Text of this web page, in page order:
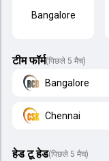
Bangalore
टीम फॉर्म(पिछले 5 मैच)
Bangalore
Chennai
हेड टू हेड(पिछले 5 मैच)